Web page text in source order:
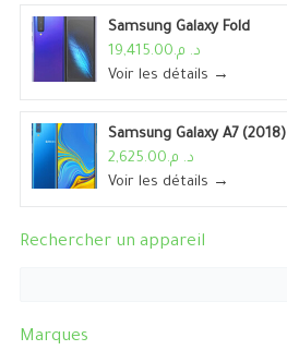
Samsung Galaxy Fold
د. م.19,415.00
Voir les détails →
Samsung Galaxy A7 (2018)
د. م.2,625.00
Voir les détails →
Rechercher un appareil
Marques